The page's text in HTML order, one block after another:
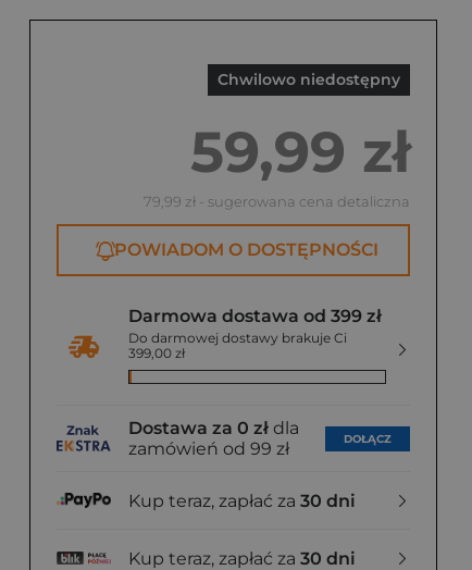
Chwilowo niedostępny
59,99 zł
79,99 zł - sugerowana cena detaliczna
POWIADOM O DOSTĘPNOŚCI
Darmowa dostawa od 399 zł
Do darmowej dostawy brakuje Ci
399,00 zł
Dostawa za 0 zł dla
zamówień od 99 zł
DOŁĄCZ
Kup teraz, zapłać za 30 dni
Kup teraz, zapłać za 30 dni